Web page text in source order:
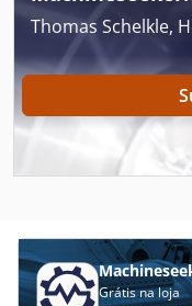
Filme Tubular
Fole
Molho
Salada
Sela
Thomas Schelkle,
Grátis na loja